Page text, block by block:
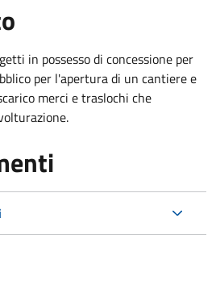
in possesso di concessione per
per l'apertura di un cantiere e
merci e traslochi che